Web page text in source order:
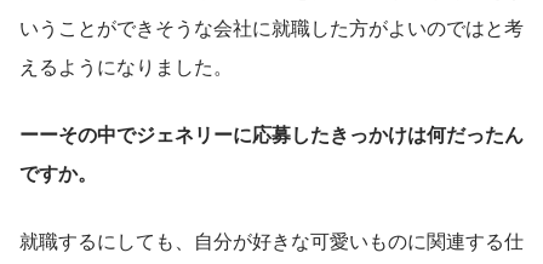
いうことができそうな会社に就職した方がよいのではと考
えるようになりました。
ーーその中でジェネリーに応募したきっかけは何だったん
ですか。
就職するにしても、自分が好きな可愛いものに関連する仕